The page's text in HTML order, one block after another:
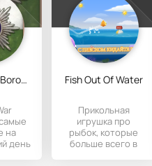
Chess War: Borodino
на
день
Fish Out Of Water
Прикольная
игрушка про
рыбок, которые
больше всего в